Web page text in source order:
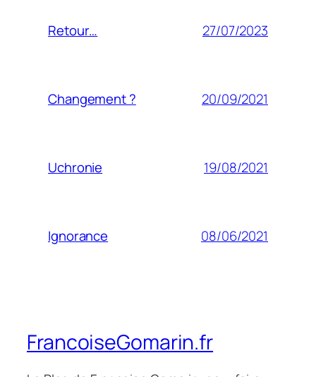
Retour… 27/07/2023
Changement ? 20/09/2021
Uchronie 19/08/2021
Ignorance 08/06/2021
FrancoiseGomarin.fr